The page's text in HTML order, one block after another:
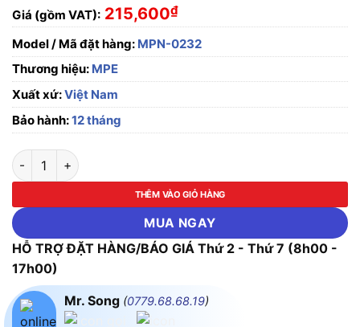
Giá (gồm VAT): 215,600₫
Model / Mã đặt hàng: MPN-0232
Thương hiệu: MPE
Xuất xứ:Việt Nam
Bảo hành:12 tháng
Phích cắm loại di động có kẹp giữ dây 3 cực, 32A, IP67 MPE
THÊM VÀO GIỎ HÀNG
MUA NGAY
HỖ TRỢ ĐẶT HÀNG/BÁO GIÁ Thứ 2 - Thứ 7 (8h00 -
17h00)
Mr. Song (0779.68.68.19)